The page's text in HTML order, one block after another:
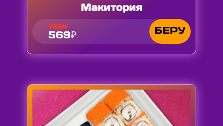
Макитория
769₽
569₽ БЕРУ